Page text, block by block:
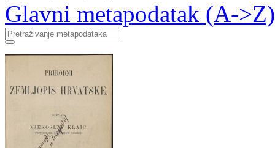
Glavni metapodatak (A->Z)